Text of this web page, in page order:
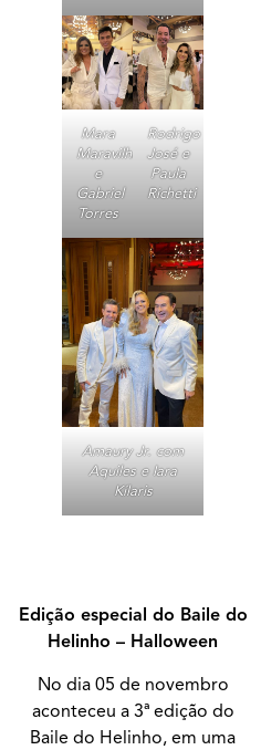
Mara
Maravilha
e
Gabriel
Torres
Rodrigo
José e
Paula
Richetti
Amaury Jr. com
Aquiles e Iara
Kílaris
Edição especial do Baile do
Helinho – Halloween
No dia 05 de novembro
aconteceu a 3ª edição do
Baile do Helinho, em uma